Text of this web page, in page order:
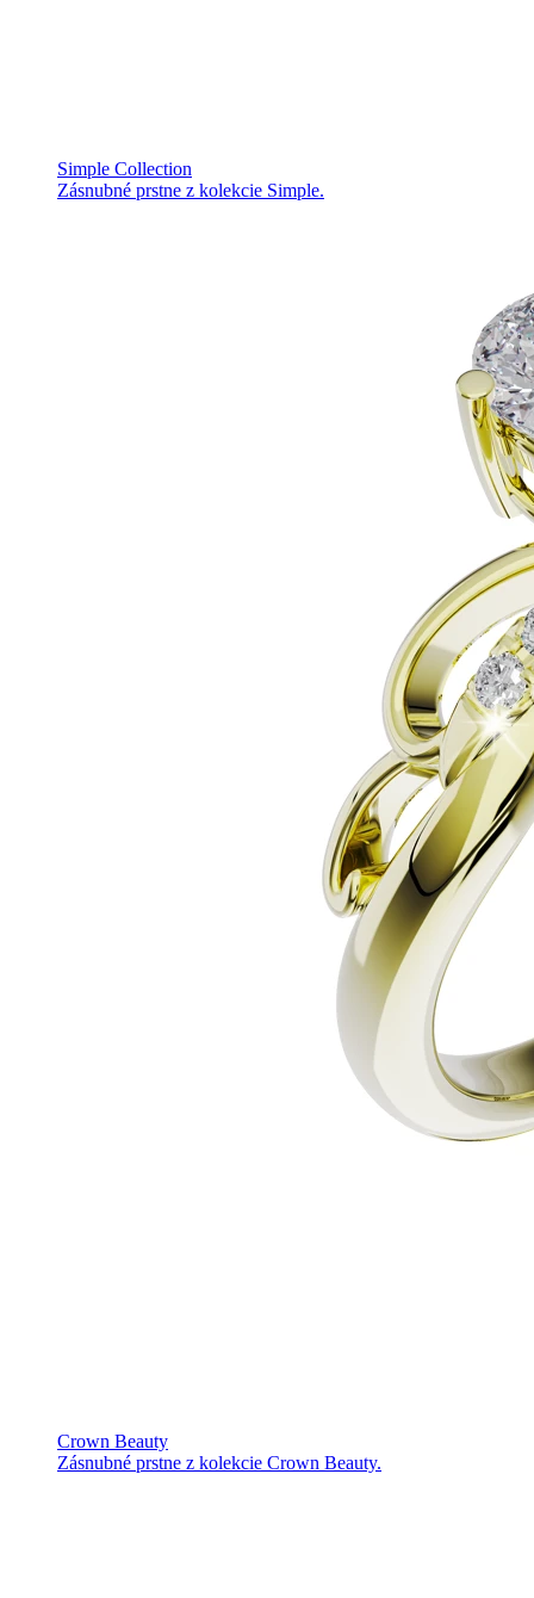
Simple Collection
Zásnubné prstne z kolekcie Simple.
Crown Beauty
Zásnubné prstne z kolekcie Crown Beauty.